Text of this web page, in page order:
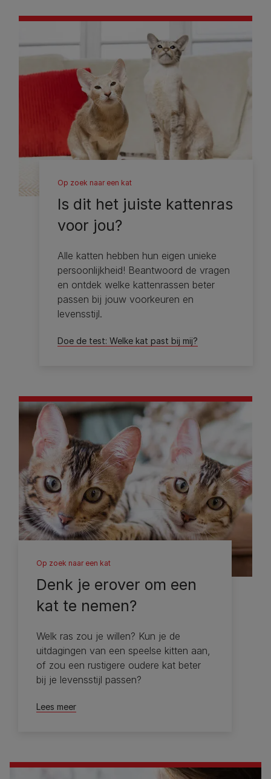
Op zoek naar een kat
Is dit het juiste kattenras
voor jou?
Alle katten hebben hun eigen unieke
persoonlijkheid! Beantwoord de vragen
en ontdek welke kattenrassen beter
passen bij jouw voorkeuren en
levensstijl.
Doe de test: Welke kat past bij mij?
Op zoek naar een kat
Denk je erover om een ​​
kat te nemen?
Welk ras zou je willen? Kun je de
uitdagingen van een speelse kitten aan,
of zou een rustigere oudere kat beter
bij je levensstijl passen?
Lees meer